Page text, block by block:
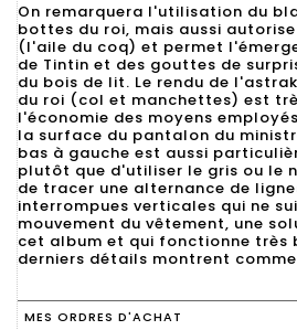
On remarquera l'utilisation du
bottes du roi, mais aussi
(l'aile du coq) et permet
de Tintin et des gouttes de
du bois de lit. Le rendu de
du roi (col et manchettes) est
l'économie des moyens
la surface du pantalon du
bas à gauche est aussi
plutôt que d'utiliser le gris ou le
de tracer une alternance de
interrompues verticales qui ne
mouvement du vêtement, une
cet album et qui fonctionne très
derniers détails montrent
MES ORDRES D'ACHAT